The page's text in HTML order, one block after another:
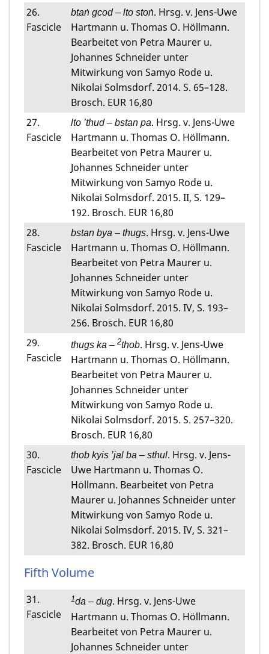
26.
Fascicle
btaṅ gcod – lto stoṅ. Hrsg. v. Jens-Uwe
Hartmann u. Thomas O. Höllmann.
Bearbeitet von Petra Maurer u.
Johannes Schneider unter
Mitwirkung von Samyo Rode u.
Nikolai Solmsdorf. 2014. S. 65–128.
Brosch. EUR 16,80
27.
Fascicle
lto ’thud – bstan pa. Hrsg. v. Jens-Uwe
Hartmann u. Thomas O. Höllmann.
Bearbeitet von Petra Maurer u.
Johannes Schneider unter
Mitwirkung von Samyo Rode u.
Nikolai Solmsdorf. 2015. II, S. 129–
192. Brosch. EUR 16,80
28.
Fascicle
bstan bya – thugs. Hrsg. v. Jens-Uwe
Hartmann u. Thomas O. Höllmann.
Bearbeitet von Petra Maurer u.
Johannes Schneider unter
Mitwirkung von Samyo Rode u.
Nikolai Solmsdorf. 2015. IV, S. 193–
256. Brosch. EUR 16,80
29.
Fascicle
thugs ka – 2thob. Hrsg. v. Jens-Uwe
Hartmann u. Thomas O. Höllmann.
Bearbeitet von Petra Maurer u.
Johannes Schneider unter
Mitwirkung von Samyo Rode u.
Nikolai Solmsdorf. 2015. S. 257–320.
Brosch. EUR 16,80
30.
Fascicle
thob kyis ’jal ba – sthul. Hrsg. v. Jens-
Uwe Hartmann u. Thomas O.
Höllmann. Bearbeitet von Petra
Maurer u. Johannes Schneider unter
Mitwirkung von Samyo Rode u.
Nikolai Solmsdorf. 2015. IV, S. 321–
382. Brosch. EUR 16,80
Fifth Volume
31.
Fascicle
1da – dug. Hrsg. v. Jens-Uwe
Hartmann u. Thomas O. Höllmann.
Bearbeitet von Petra Maurer u.
Johannes Schneider unter